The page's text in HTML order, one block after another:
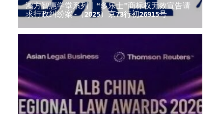
鸿方智惠学堂系列丨“多乐士”商标权无效宣告请
求行政纠纷案 -（2025）京73行初26915号